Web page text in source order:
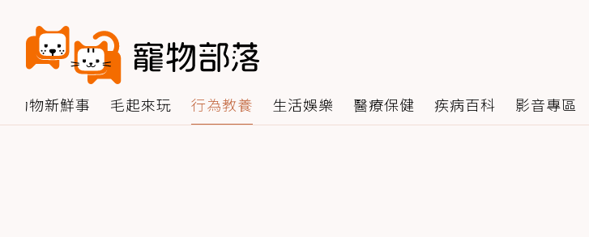
動物新鮮事 毛起來玩 行為教養 生活娛樂 醫療保健 疾病百科 影音專區